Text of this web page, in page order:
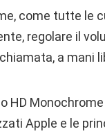
come tutte le
regolare il
a mani
HD
Apple e le